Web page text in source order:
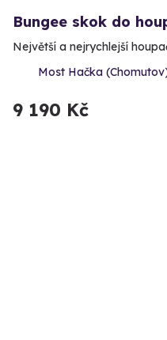
Bungee skok do
Největší a nejrychlejší
Most Hačka
9 190 Kč